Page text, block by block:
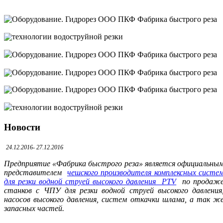
Новости
24.12.2016- 27.12.2016
Предприятие «Фабрика быстрого реза» является
представителем чешского производителя комплексных
для резки водной струей высокого давления PTVпо
станков с ЧПУ для резки водной струей высокого давления,
насосов высокого давления, систем откачки шлама, а так
запасных частей.